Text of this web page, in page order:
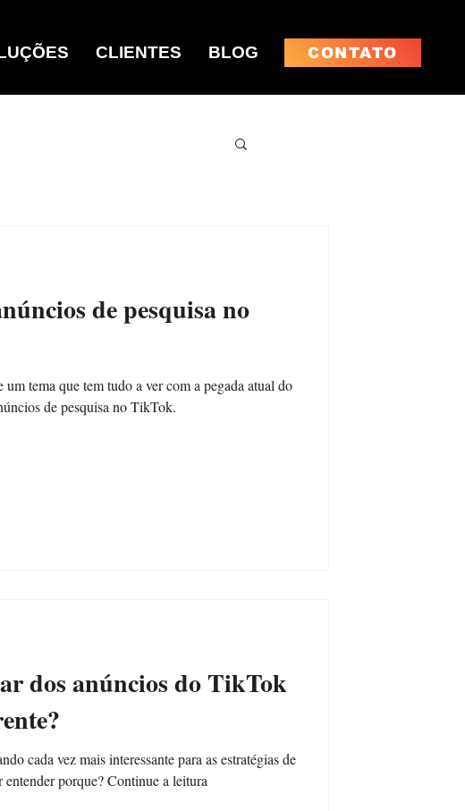
CLIENTES BLOG CONTATO
de pesquisa no
tema que tem tudo a ver com a pegada atual do
de pesquisa no TikTok.
dos anúncios do TikTok
cada vez mais interessante para as estratégias de
porque? Continue a leitura